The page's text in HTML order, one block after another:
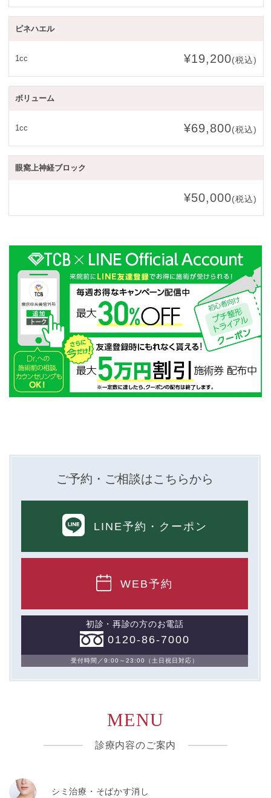
ピネハエル
1cc ¥19,200(税込)
ボリューム
1cc ¥69,800(税込)
眼窩上神経ブロック
¥50,000(税込)
ご予約・ご相談はこちらから
LINE予約 ・クーポン
WEB予約
初診・再診の方のお電話
0120-86-7000
受付時間／9:00～23:00（土日祝日対応）
MENU
診療内容のご案内
シミ治療・そばかす消し